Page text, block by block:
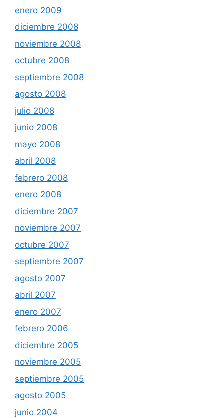
enero 2009
diciembre 2008
noviembre 2008
octubre 2008
septiembre 2008
agosto 2008
julio 2008
junio 2008
mayo 2008
abril 2008
febrero 2008
enero 2008
diciembre 2007
noviembre 2007
octubre 2007
septiembre 2007
agosto 2007
abril 2007
enero 2007
febrero 2006
diciembre 2005
noviembre 2005
septiembre 2005
agosto 2005
junio 2004